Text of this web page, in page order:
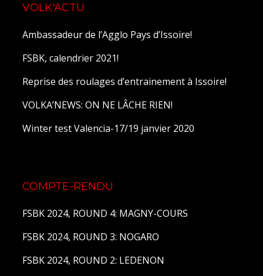
VOLK'ACTU
Ambassadeur de l’Agglo Pays d’Issoire!
FSBK, calendrier 2021!
Reprise des roulages d’entrainement à Issoire!
VOLKA’NEWS: ON NE LÂCHE RIEN!
Winter test Valencia-17/19 janvier 2020
COMPTE-RENDU
FSBK 2024, ROUND 4: MAGNY-COURS
FSBK 2024, ROUND 3: NOGARO
FSBK 2024, ROUND 2: LEDENON